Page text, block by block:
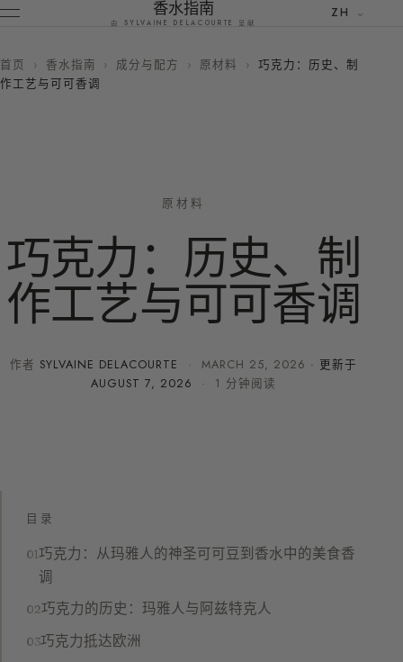
香水指南
由 SYLVAINE DELACOURTE 呈献
ZH
首页 › 香水指南 › 成分与配方 › 原材料 › 巧克力：历史、制
作工艺与可可香调
原材料
巧克力：历史、制
作工艺与可可香调
作者 SYLVAINE DELACOURTE · MARCH 25, 2026 · 更新于
AUGUST 7, 2026
· 1 分钟阅读
目录
巧克力：从玛雅人的神圣可可豆到香水中的美食香
调
巧克力的历史：玛雅人与阿兹特克人
巧克力抵达欧洲